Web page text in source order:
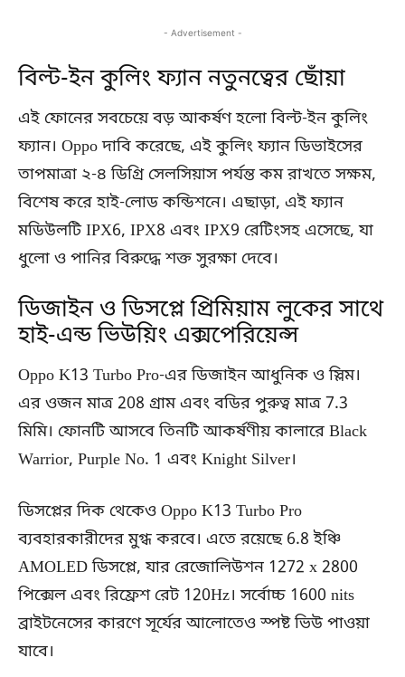
- Advertisement -
বিল্ট-ইন কুলিং ফ্যান নতুনত্বের ছোঁয়া
এই ফোনের সবচেয়ে বড় আকর্ষণ হলো বিল্ট-ইন কুলিং
ফ্যান। Oppo দাবি করেছে, এই কুলিং ফ্যান ডিভাইসের
তাপমাত্রা ২-৪ ডিগ্রি সেলসিয়াস পর্যন্ত কম রাখতে সক্ষম,
বিশেষ করে হাই-লোড কন্ডিশনে। এছাড়া, এই ফ্যান
মডিউলটি IPX6, IPX8 এবং IPX9 রেটিংসহ এসেছে, যা
ধুলো ও পানির বিরুদ্ধে শক্ত সুরক্ষা দেবে।
ডিজাইন ও ডিসপ্লে প্রিমিয়াম লুকের সাথে
হাই-এন্ড ভিউয়িং এক্সপেরিয়েন্স
Oppo K13 Turbo Pro-এর ডিজাইন আধুনিক ও স্লিম।
এর ওজন মাত্র 208 গ্রাম এবং বডির পুরুত্ব মাত্র 7.3
মিমি। ফোনটি আসবে তিনটি আকর্ষণীয় কালারে Black
Warrior, Purple No. 1 এবং Knight Silver।
ডিসপ্লের দিক থেকেও Oppo K13 Turbo Pro
ব্যবহারকারীদের মুগ্ধ করবে। এতে রয়েছে 6.8 ইঞ্চি
AMOLED ডিসপ্লে, যার রেজোলিউশন 1272 x 2800
পিক্সেল এবং রিফ্রেশ রেট 120Hz। সর্বোচ্চ 1600 nits
ব্রাইটনেসের কারণে সূর্যের আলোতেও স্পষ্ট ভিউ পাওয়া
যাবে।